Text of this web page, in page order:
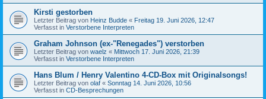
Kirsti gestorben
Letzter Beitrag von Heinz Budde « Freitag 19. Juni 2026, 12:47
Verfasst in Verstorbene Interpreten
Graham Johnson (ex-"Renegades") verstorben
Letzter Beitrag von waelz « Mittwoch 17. Juni 2026, 21:39
Verfasst in Verstorbene Interpreten
Hans Blum / Henry Valentino 4-CD-Box mit Originalsongs!
Letzter Beitrag von olaf « Sonntag 14. Juni 2026, 10:56
Verfasst in CD-Besprechungen